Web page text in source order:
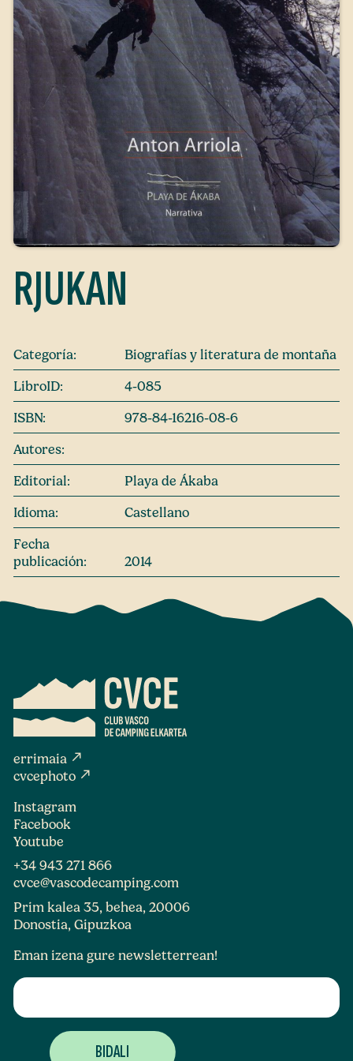
RJUKAN
Categoría:
Biografías y literatura de montaña
LibroID:
4-085
ISBN:
978-84-16216-08-6
Autores:
Editorial:
Playa de Ákaba
Idioma:
Castellano
Fecha
publicación:
2014
errimaia north_east
cvcephoto north_east
Instagram
Facebook
Youtube
+34 943 271 866
cvce@vascodecamping.com
Prim kalea 35, behea, 20006
Donostia, Gipuzkoa
Eman izena gure newsletterrean!